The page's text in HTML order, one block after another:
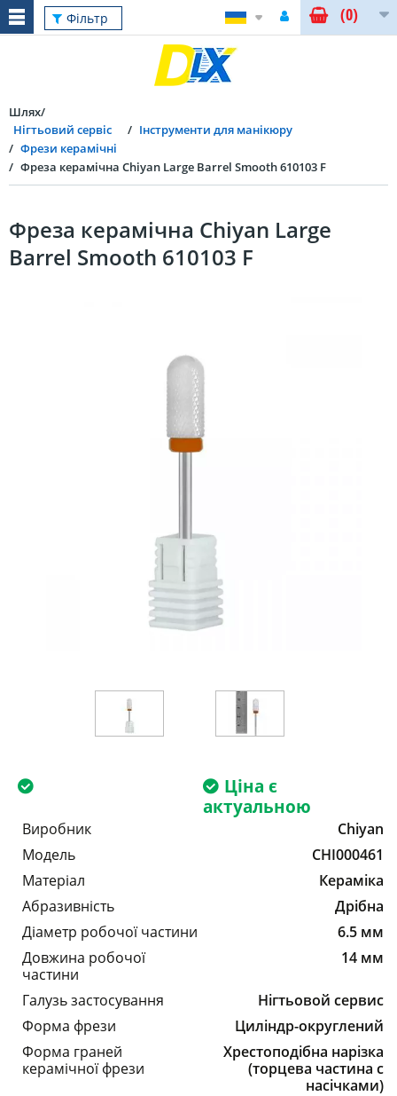
Фільтр (0)
Шлях
Нігтьовий сервіс
Інструменти для манікюру
Фрези керамічні
Фреза керамічна Chiyan Large Barrel Smooth 610103 F
Фреза керамічна Chiyan Large
Barrel Smooth 610103 F
Ціна є
актуальною
Виробник
Chiyan
Модель
CHI000461
Матеріал
Кераміка
Абразивність
Дрібна
Діаметр робочої частини
6.5 мм
Довжина робочої
частини
14 мм
Галузь застосування
Нігтьовой сервис
Форма фрези
Циліндр-округлений
Форма граней
керамічної фрези
Хрестоподібна нарізка
(торцева частина с
насічками)